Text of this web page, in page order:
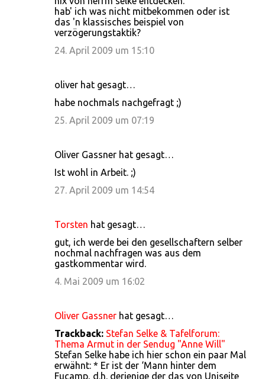
hab' ich was nicht mitbekommen oder ist
das 'n klassisches beispiel von
verzögerungstaktik?
24. April 2009 um 15:10
oliver hat gesagt…
habe nochmals nachgefragt ;)
25. April 2009 um 07:19
Oliver Gassner hat gesagt…
Ist wohl in Arbeit. ;)
27. April 2009 um 14:54
Torsten hat gesagt…
gut, ich werde bei den gesellschaftern selber
nochmal nachfragen was aus dem
gastkommentar wird.
4. Mai 2009 um 16:02
Oliver Gassner hat gesagt…
Trackback: Stefan Selke & Tafelforum:
Thema Armut in der Sendug "Anne Will"
Stefan Selke habe ich hier schon ein paar Mal
erwähnt: * Er ist der ‘Mann hinter dem
Fucamp, d.h. derjenige der das von Uniseite